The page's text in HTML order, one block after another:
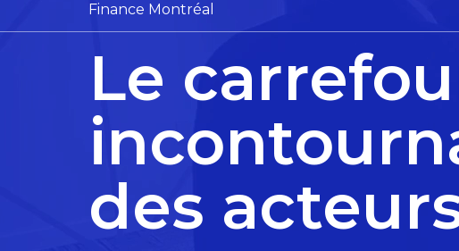
Finance Montréal
Le
des